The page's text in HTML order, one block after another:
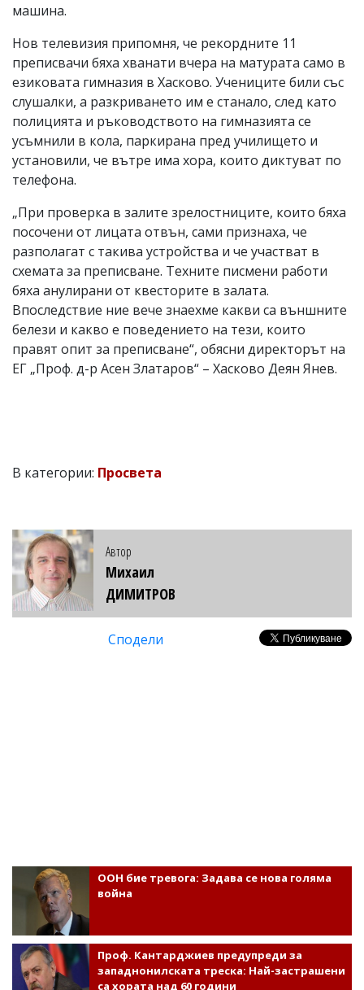
машина.
Нов телевизия припомня, че рекордните 11
преписвачи бяха хванати вчера на матурата само в
езиковата гимназия в Хасково. Учениците били със
слушалки, а разкриването им е станало, след като
полицията и ръководството на гимназията се
усъмнили в кола, паркирана пред училището и
установили, че вътре има хора, които диктуват по
телефона.
„При проверка в залите зрелостниците, които бяха
посочени от лицата отвън, сами признаха, че
разполагат с такива устройства и че участват в
схемата за преписване. Техните писмени работи
бяха анулирани от квесторите в залата.
Впоследствие ние вече знаехме какви са външните
белези и какво е поведението на тези, които
правят опит за преписване“, обясни директорът на
ЕГ „Проф. д-р Асен Златаров“ – Хасково Деян Янев.
В категории: Просвета
Автор
Михаил
ДИМИТРОВ
Сподели
ООН бие тревога: Задава се нова голяма
война
Проф. Кантарджиев предупреди за
западнонилската треска: Най-застрашени
са хората над 60 години